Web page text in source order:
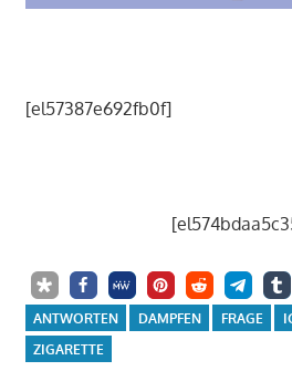
[el57387e692fb0f]
ANTWORTEN DAMPFEN FRAGE
ZIGARETTE